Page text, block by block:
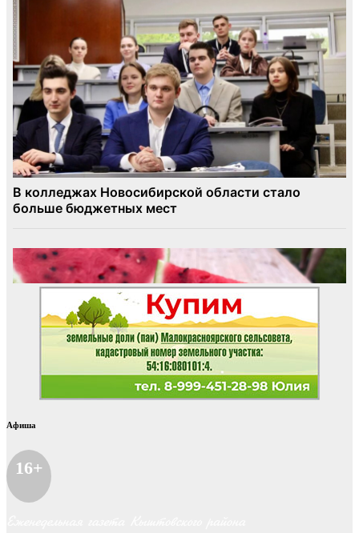
Афиша
16+